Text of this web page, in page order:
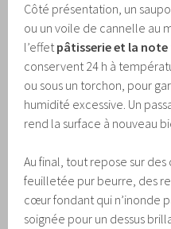
Côté présentation, un
ou un voile de cannelle au
l’effetpâtisserie et la
conservent 24 h à
ou sous un torchon, pour
humidité excessive. Un
rend la surface à nouveau
Au final, tout repose sur
feuilletée pur beurre, des
cœur fondant qui n’inonde
soignée pour un dessus